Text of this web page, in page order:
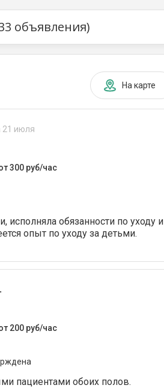
объявления)
На карте
21 июля
300 руб/час
обязанности по уходу и
опыт по уходу за детьми.
200 руб/час
пациентами обоих полов.